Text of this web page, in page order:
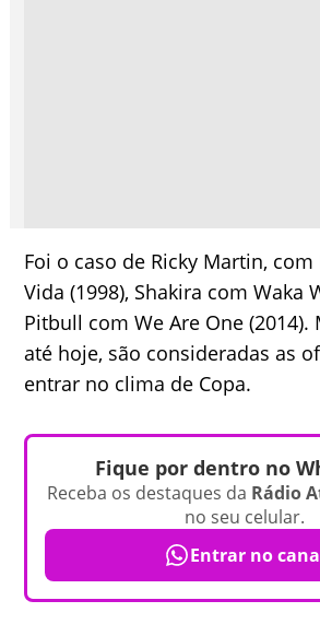
Foi o caso de Ricky Martin, com
Vida (1998), Shakira com Waka
Pitbull com We Are One (2014).
até hoje, são consideradas as
entrar no clima de Copa.
Fique por dentro no
Receba os destaques da Rádio
no seu celular.
Entrar no